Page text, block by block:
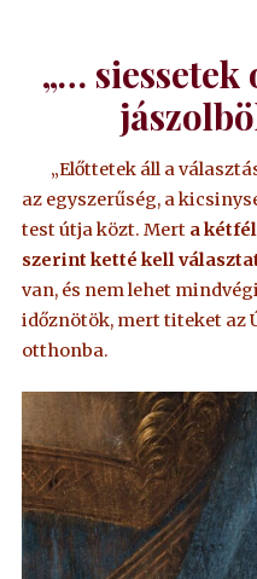
„… siessetek
„Előttetek áll a
az egyszerűség, a
test útja közt. Mert a
szerint ketté kell
van, és nem lehet
időznötök, mert titeket az
otthonba.